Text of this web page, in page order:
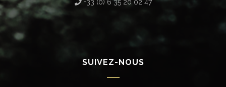
+33 (0) 6 35 20 02 47‬
SUIVEZ-NOUS